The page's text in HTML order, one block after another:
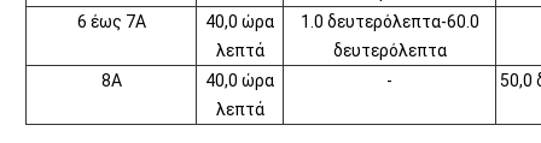
6 έως 7A
40,0 ώρα
λεπτά
1.0 δευτερόλεπτα-60.0
δευτερόλεπτα
8Α
40,0 ώρα
λεπτά
- 50,0